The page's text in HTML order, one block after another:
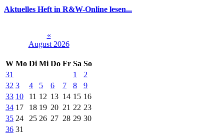
Aktuelles Heft in R&W-Online lesen...
«
August 2026
W Mo Di Mi Do Fr Sa So
31
1
2
32 3 4 5 6 7 8
9
33 10 11 12 13 14 15 16
34 17 18 19 20 21 22 23
35 24 25 26 27 28 29 30
36 31